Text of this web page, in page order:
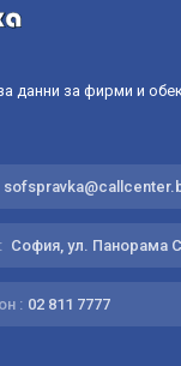
данни за фирми и
София, ул. Панорама
: 02 811 7777